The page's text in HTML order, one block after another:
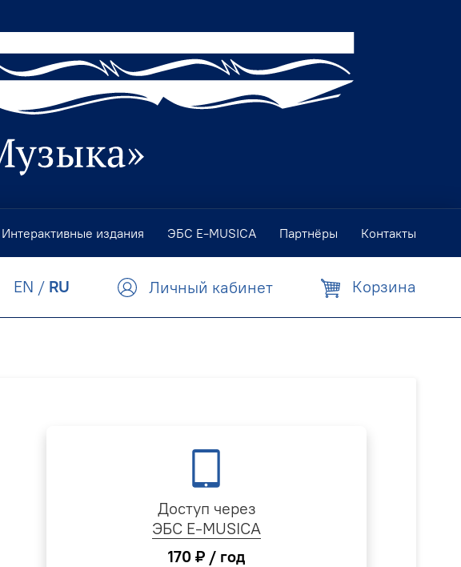
Интерактивные издания ЭБС E-MUSICA Партнёры Контакты
EN / RU Личный кабинет Корзина
Доступ через
ЭБС E-MUSICA
170 ₽ / год